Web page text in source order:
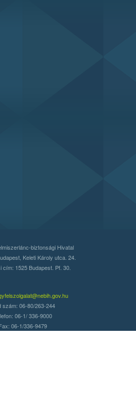
biztonsági Hivatal
Keleti Károly utca. 24.
cím: 1525 Budapest. Pf. 30.
szám: 06-80/263-244
06-1/ 336-9000
06-1/336-9479